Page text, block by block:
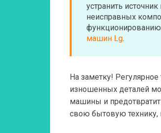
устранить
неисправных
машин Lg.
На заметку!
изношенных деталей
машины и
свою бытовую технику,